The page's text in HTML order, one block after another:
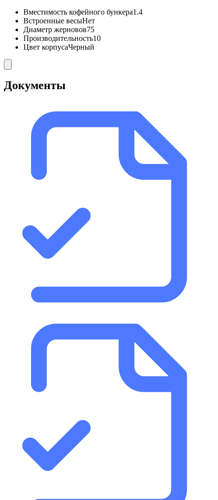
Вместимость кофейного бункера1.4
Встроенные весыНет
Диаметр жерновов75
Производительность10
Цвет корпусаЧерный
Документы